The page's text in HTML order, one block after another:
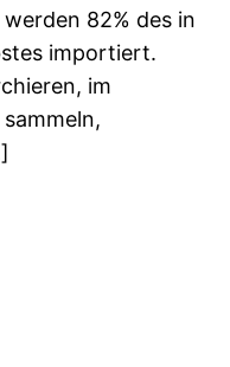
82% des in
importiert.
im